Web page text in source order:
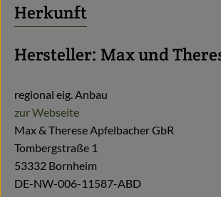
Herkunft
Hersteller: Max und
regional eig. Anbau
zur Webseite
Max & Therese Apfelbacher GbR
Tombergstraße 1
53332 Bornheim
DE-NW-006-11587-ABD